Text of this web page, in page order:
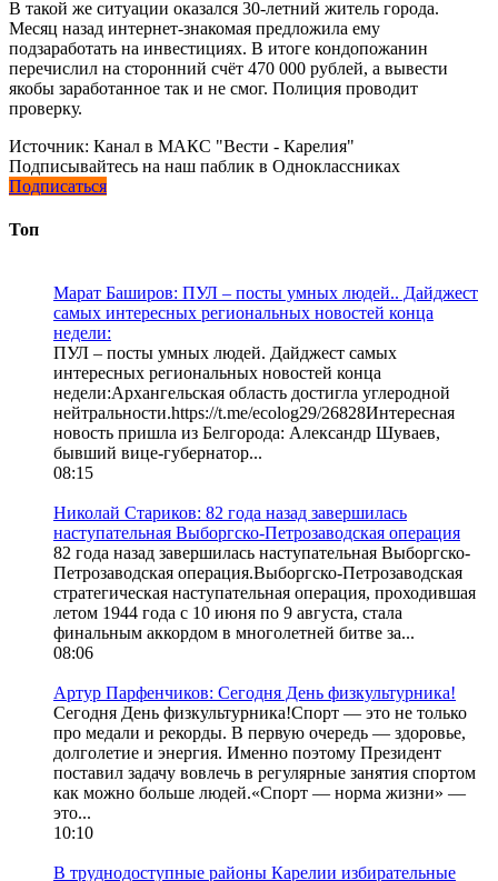
В такой же ситуации оказался 30-летний житель города.
Месяц назад интернет-знакомая предложила ему
подзаработать на инвестициях. В итоге кондопожанин
перечислил на сторонний счёт 470 000 рублей, а вывести
якобы заработанное так и не смог. Полиция проводит
проверку.
Источник: Канал в МАКС "Вести - Карелия"
Подписывайтесь на наш паблик в Одноклассниках
Подписаться
Топ
Марат Баширов: ПУЛ – посты умных людей.. Дайджест
самых интересных региональных новостей конца
недели:
ПУЛ – посты умных людей. Дайджест самых
интересных региональных новостей конца
недели:Архангельская область достигла углеродной
нейтральности.https://t.me/ecolog29/26828Интересная
новость пришла из Белгорода: Александр Шуваев,
бывший вице-губернатор...
08:15
Николай Стариков: 82 года назад завершилась
наступательная Выборгско-Петрозаводская операция
82 года назад завершилась наступательная Выборгско-
Петрозаводская операция.Выборгско-Петрозаводская
стратегическая наступательная операция, проходившая
летом 1944 года с 10 июня по 9 августа, стала
финальным аккордом в многолетней битве за...
08:06
Артур Парфенчиков: Сегодня День физкультурника!
Сегодня День физкультурника!Спорт — это не только
про медали и рекорды. В первую очередь — здоровье,
долголетие и энергия. Именно поэтому Президент
поставил задачу вовлечь в регулярные занятия спортом
как можно больше людей.«Спорт — норма жизни» —
это...
10:10
В труднодоступные районы Карелии избирательные